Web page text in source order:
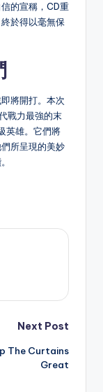
的宣稱，CD重
於得以毫無保
將開打。本次
戰力最強的末
英雄。它們將
所呈現的美妙
Next Post
The Curtains
Great